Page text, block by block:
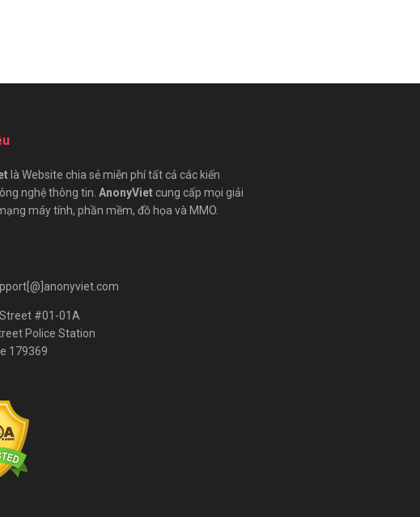
là Website chia sẻ miễn phí tất cả các kiến
nghệ thông tin. AnonyViet cung cấp mọi giải
máy tính, phần mềm, đồ họa và MMO.
#01-01A
Police Station
179369